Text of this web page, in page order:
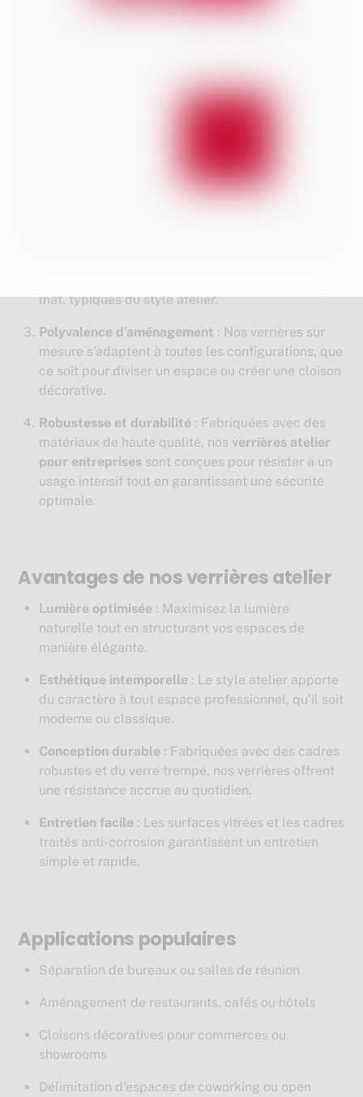
qui séduit les clients.
Pourquoi choisir nos verrières
atelier sur mesure ?
apportent une esthétique moderne et
sophistiquée, parfaites pour créer des espaces
mat, typiques du style atelier.
Polyvalence d’aménagement : Nos verrières sur
mesure s’adaptent à toutes les configurations, que
ce soit pour diviser un espace ou créer une cloison
décorative.
Robustesse et durabilité : Fabriquées avec des
matériaux de haute qualité, nos verrières atelier
pour entreprises sont conçues pour résister à un
usage intensif tout en garantissant une sécurité
optimale.
Avantages de nos verrières atelier
Lumière optimisée : Maximisez la lumière
naturelle tout en structurant vos espaces de
manière élégante.
Esthétique intemporelle : Le style atelier apporte
du caractère à tout espace professionnel, qu’il soit
moderne ou classique.
Conception durable : Fabriquées avec des cadres
robustes et du verre trempé, nos verrières offrent
une résistance accrue au quotidien.
Entretien facile : Les surfaces vitrées et les cadres
traités anti-corrosion garantissent un entretien
simple et rapide.
Applications populaires
Séparation de bureaux ou salles de réunion
Aménagement de restaurants, cafés ou hôtels
Cloisons décoratives pour commerces ou
showrooms
Délimitation d’espaces de coworking ou open